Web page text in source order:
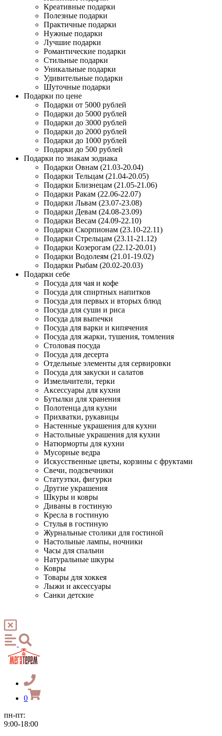
Креативные подарки
Полезные подарки
Практичные подарки
Нужные подарки
Лучшие подарки
Романтические подарки
Стильные подарки
Уникальные подарки
Удивительные подарки
Шуточные подарки
Подарки по цене
Подарки от 5000 рублей
Подарки до 5000 рублей
Подарки до 3000 рублей
Подарки до 2000 рублей
Подарки до 1000 рублей
Подарки до 500 рублей
Подарки по знакам зодиака
Подарки Овнам (21.03-20.04)
Подарки Тельцам (21.04-20.05)
Подарки Близнецам (21.05-21.06)
Подарки Ракам (22.06-22.07)
Подарки Львам (23.07-23.08)
Подарки Девам (24.08-23.09)
Подарки Весам (24.09-22.10)
Подарки Скорпионам (23.10-22.11)
Подарки Стрельцам (23.11-21.12)
Подарки Козерогам (22.12-20.01)
Подарки Водолеям (21.01-19.02)
Подарки Рыбам (20.02-20.03)
Подарки себе
Посуда для чая и кофе
Посуда для спиртных напитков
Посуда для первых и вторых блюд
Посуда для суши и риса
Посуда для выпечки
Посуда для варки и кипячения
Посуда для жарки, тушения, томления
Столовая посуда
Посуда для десерта
Отдельные элементы для сервировки
Посуда для закуски и салатов
Измельчители, терки
Аксессуары для кухни
Бутылки для хранения
Полотенца для кухни
Прихватки, рукавицы
Настенные украшения для кухни
Настольные украшения для кухни
Натюрморты для кухни
Мусорные ведра
Искусственные цветы, корзины с фруктами
Свечи, подсвечники
Статуэтки, фигурки
Другие украшения
Шкуры и ковры
Диваны в гостиную
Кресла в гостиную
Стулья в гостиную
Журнальные столики для гостиной
Настольные лампы, ночники
Часы для спальни
Натуральные шкуры
Ковры
Товары для хоккея
Лыжи и аксессуары
Санки детские
0
пн-пт:
9:00-18:00